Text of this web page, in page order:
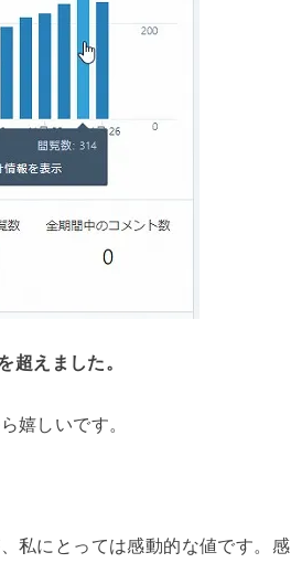
超えました。
嬉しいです。
私にとっては感動的な値です。感